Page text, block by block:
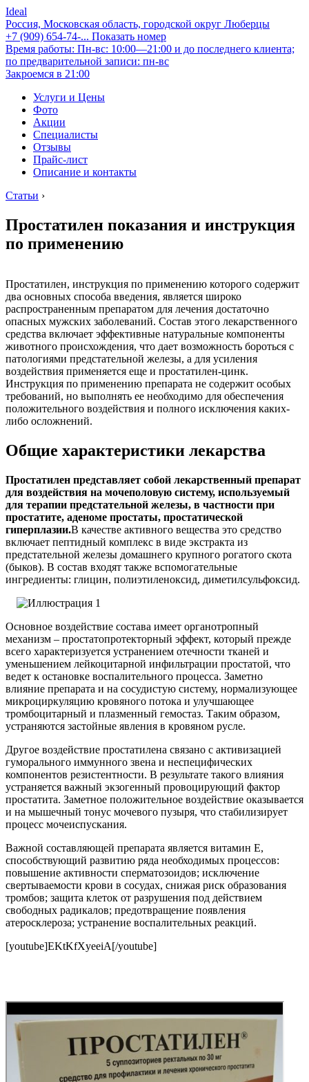
Ideal
Россия, Московская область, городской округ Люберцы
+7 (909) 654-74-... Показать номер
Время работы: Пн-вс: 10:00—21:00 и до последнего клиента;
по предварительной записи: пн-вс
Закроемся в 21:00
Услуги и Цены
Фото
Акции
Специалисты
Отзывы
Прайс-лист
Описание и контакты
Статьи ›
Простатилен показания и инструкция
по применению
Простатилен, инструкция по применению которого содержит
два основных способа введения, является широко
распространенным препаратом для лечения достаточно
опасных мужских заболеваний. Состав этого лекарственного
средства включает эффективные натуральные компоненты
животного происхождения, что дает возможность бороться с
патологиями предстательной железы, а для усиления
воздействия применяется еще и простатилен-цинк.
Инструкция по применению препарата не содержит особых
требований, но выполнять ее необходимо для обеспечения
положительного воздействия и полного исключения каких-
либо осложнений.
Общие характеристики лекарства
Простатилен представляет собой лекарственный препарат
для воздействия на мочеполовую систему, используемый
для терапии предстательной железы, в частности при
простатите, аденоме простаты, простатической
гиперплазии.В качестве активного вещества это средство
включает пептидный комплекс в виде экстракта из
предстательной железы домашнего крупного рогатого скота
(быков). В состав входят также вспомогательные
ингредиенты: глицин, полиэтиленоксид, диметилсульфоксид.
Основное воздействие состава имеет органотропный
механизм – простатопротекторный эффект, который прежде
всего характеризуется устранением отечности тканей и
уменьшением лейкоцитарной инфильтрации простатой, что
ведет к остановке воспалительного процесса. Заметно
влияние препарата и на сосудистую систему, нормализующее
микроциркуляцию кровяного потока и улучшающее
тромбоцитарный и плазменный гемостаз. Таким образом,
устраняются застойные явления в кровяном русле.
Другое воздействие простатилена связано с активизацией
гуморального иммунного звена и неспецифических
компонентов резистентности. В результате такого влияния
устраняется важный экзогенный провоцирующий фактор
простатита. Заметное положительное воздействие оказывается
и на мышечный тонус мочевого пузыря, что стабилизирует
процесс мочеиспускания.
Важной составляющей препарата является витамин Е,
способствующий развитию ряда необходимых процессов:
повышение активности сперматозоидов; исключение
свертываемости крови в сосудах, снижая риск образования
тромбов; защита клеток от разрушения под действием
свободных радикалов; предотвращение появления
атеросклероза; устранение воспалительных реакций.
[youtube]EKtKfXyeeiA[/youtube]